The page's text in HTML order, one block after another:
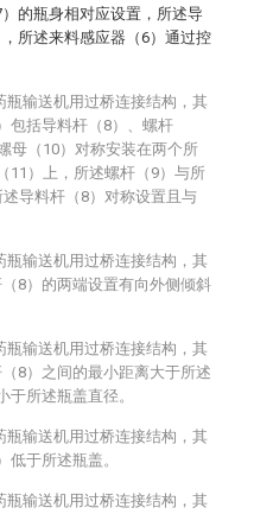
的瓶身相对应设置，所述导
所述来料感应器（6）通过控
瓶输送机用过桥连接结构，其
包括导料杆（8）、螺杆
母（10）对称安装在两个所
11）上，所述螺杆（9）与所
导料杆（8）对称设置且与
瓶输送机用过桥连接结构，其
8）的两端设置有向外侧倾斜
瓶输送机用过桥连接结构，其
8）之间的最小距离大于所述
所述瓶盖直径。
瓶输送机用过桥连接结构，其
低于所述瓶盖。
瓶输送机用过桥连接结构，其